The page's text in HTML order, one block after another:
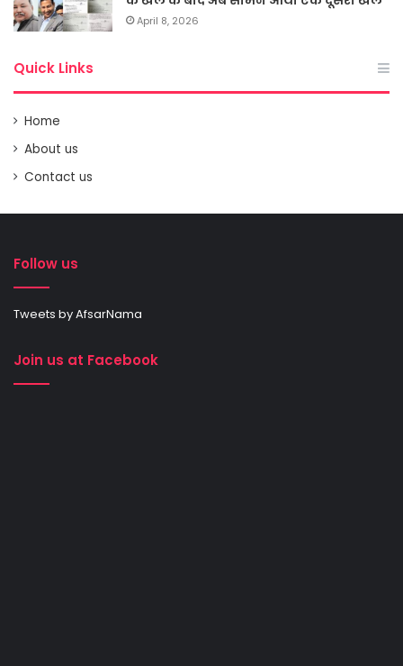
April 8, 2026
Quick Links
Home
About us
Contact us
Follow us
Tweets by AfsarNama
Join us at Facebook